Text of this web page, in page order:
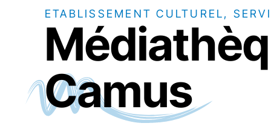
ETABLISSEMENT CULTUREL,
Camus